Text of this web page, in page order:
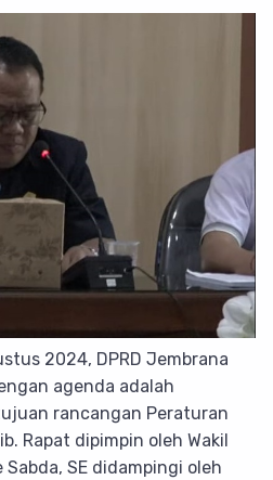
2024, DPRD Jembrana
agenda adalah
rancangan Peraturan
Rapat dipimpin oleh Wakil
SE didampingi oleh